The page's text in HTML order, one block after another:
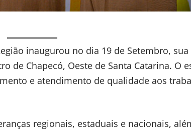
inaugurou no dia 19 de Setembro,
de Chapecó, Oeste de Santa Catarina. O
e atendimento de qualidade aos
regionais, estaduais e nacionais,